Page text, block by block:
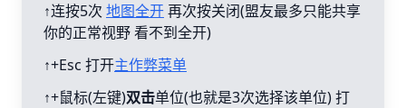
↑连按5次 地图全开再次按关闭(盟友最多只能共享
你的正常视野 看不到全开)
↑+Esc 打开主作弊菜单
↑+鼠标(左键)双击单位(也就是3次选择该单位) 打